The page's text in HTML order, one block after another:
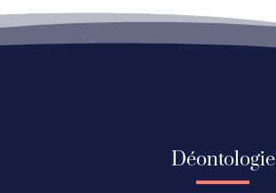
Déontologie